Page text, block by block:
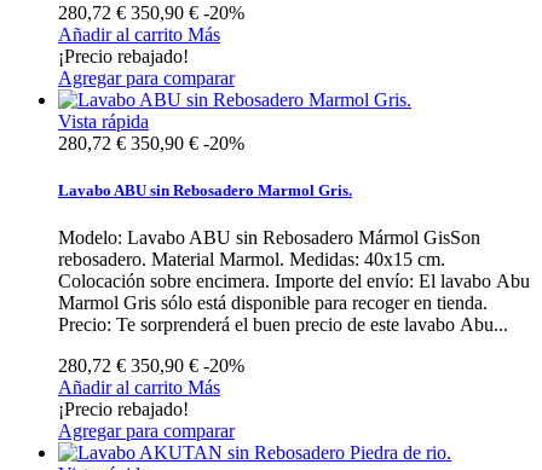
280,72 € 350,90 € -20%
Añadir al carrito Más
¡Precio rebajado!
Agregar para comparar
Vista rápida
280,72 € 350,90 € -20%
Lavabo ABU sin Rebosadero Marmol Gris.
Modelo: Lavabo ABU sin Rebosadero Mármol GisSon
rebosadero. Material Marmol. Medidas: 40x15 cm.
Colocación sobre encimera. Importe del envío: El lavabo Abu
Marmol Gris sólo está disponible para recoger en tienda.
Precio: Te sorprenderá el buen precio de este lavabo Abu...
280,72 € 350,90 € -20%
Añadir al carrito Más
¡Precio rebajado!
Agregar para comparar